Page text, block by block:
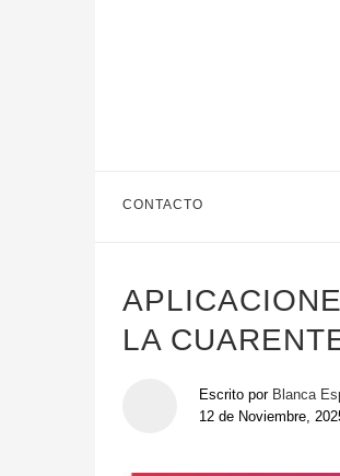
CONTACTO
LA
Escrito por Blanca
12 de Noviembre,